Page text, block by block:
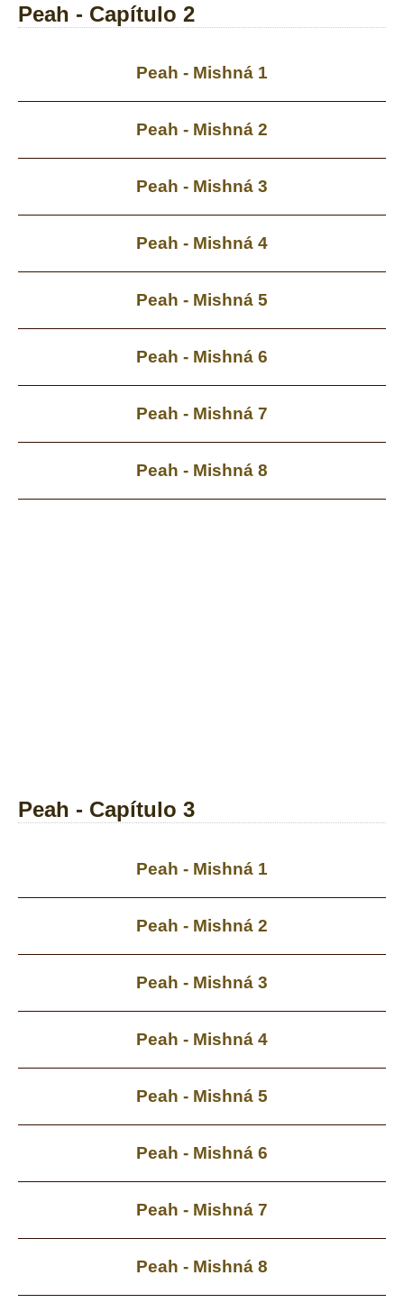
Peah - Capítulo 2
Peah - Mishná 1
Peah - Mishná 2
Peah - Mishná 3
Peah - Mishná 4
Peah - Mishná 5
Peah - Mishná 6
Peah - Mishná 7
Peah - Mishná 8
Peah - Capítulo 3
Peah - Mishná 1
Peah - Mishná 2
Peah - Mishná 3
Peah - Mishná 4
Peah - Mishná 5
Peah - Mishná 6
Peah - Mishná 7
Peah - Mishná 8